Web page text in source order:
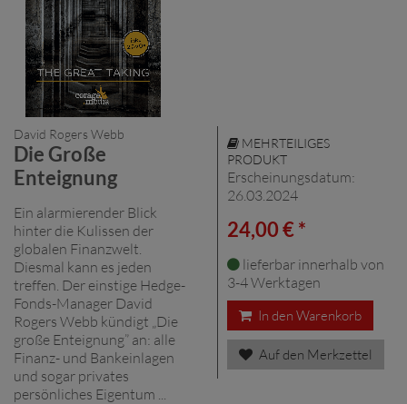
David Rogers Webb
Die Große
Enteignung
Ein alarmierender Blick
hinter die Kulissen der
globalen Finanzwelt.
Diesmal kann es jeden
treffen. Der einstige Hedge-
Fonds-Manager David
Rogers Webb kündigt „Die
große Enteignung” an: alle
Finanz- und Bankeinlagen
und sogar privates
persönliches Eigentum ...
MEHRTEILIGES
PRODUKT
Erscheinungsdatum:
26.03.2024
24,00 € *
lieferbar innerhalb von
3-4 Werktagen
In den Warenkorb
Auf den Merkzettel